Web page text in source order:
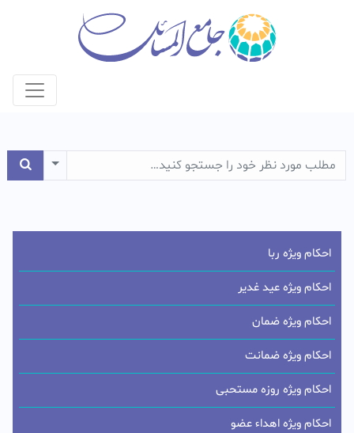
احکام ویژه ربا
احکام ویژه عید غدیر
احکام ویژه ضمان
احکام ویژه ضمانت
احکام ویژه روزه مستحبی
احکام ویژه اهداء عضو